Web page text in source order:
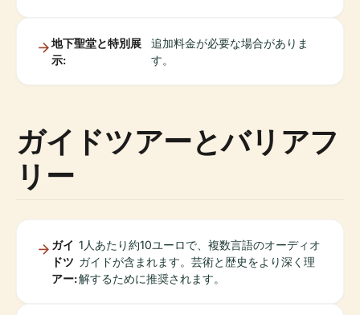
地下聖堂と特別展
示:
追加料金が必要な場合がありま
す。
ガイドツアーとバリアフ
リー
ガイ
ドツ
アー:
1人あたり約10ユーロで、複数言語のオーディオ
ガイドが含まれます。芸術と歴史をより深く理
解するために推奨されます。